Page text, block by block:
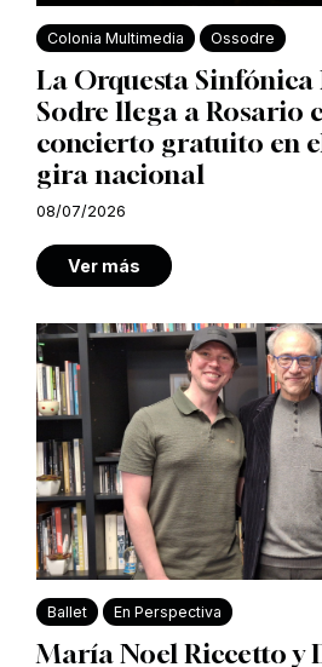
Colonia Multimedia Ossodre
La Orquesta
Sodre llega a Rosario
concierto gratuito en
gira nacional
08/07/2026
Ver más
Ballet En Perspectiva
María Noel Riccetto y